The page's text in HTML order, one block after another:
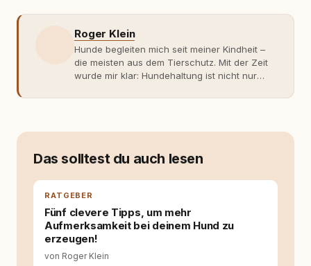
Roger Klein
Hunde begleiten mich seit meiner Kindheit –
die meisten aus dem Tierschutz. Mit der Zeit
wurde mir klar: Hundehaltung ist nicht nur
Fachwissen. Der Wendepunkt kam mit meinem
moderner Hundeerziehung
entsteht echte Bindung dort, wo Verständnis
Wissen ersetzt – nicht umgekehrt. Aus dieser
Entwicklung entstand rundum.dog – ein
Wissens- und Serviceportal für
Hundehalter:innen in Deutschland, Österreich
und der Schweiz. Meine Überzeugung:
Tierschutz beginnt mit Wissen. Wer seinen
Das solltest du auch lesen
RATGEBER
Fünf clevere Tipps, um mehr
Aufmerksamkeit bei deinem Hund zu
erzeugen!
von Roger Klein